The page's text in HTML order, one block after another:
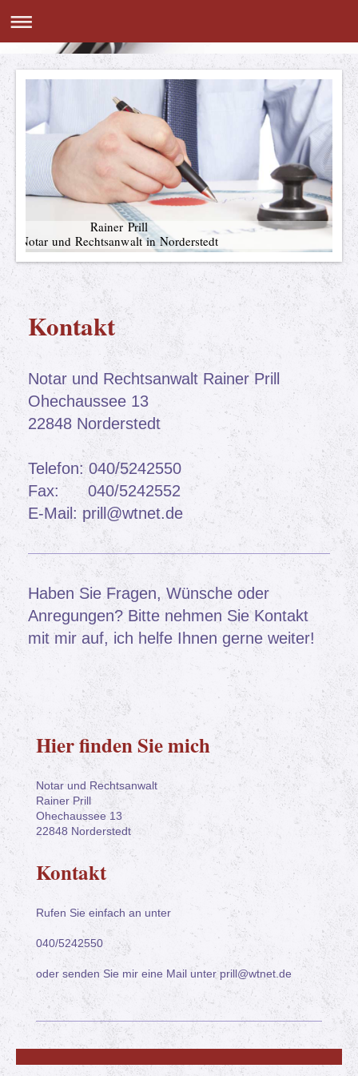
Rainer Prill
Notar und Rechtsanwalt in Norderstedt
Kontakt
Notar und Rechtsanwalt Rainer Prill
Ohechaussee 13
22848 Norderstedt
Telefon: 040/5242550
Fax: 040/5242552
E-Mail: prill@wtnet.de
Haben Sie Fragen, Wünsche oder
Anregungen? Bitte nehmen Sie Kontakt
mit mir auf, ich helfe Ihnen gerne weiter!
Hier finden Sie mich
Notar und Rechtsanwalt
Rainer Prill
Ohechaussee 13
22848 Norderstedt
Kontakt
Rufen Sie einfach an unter
040/5242550
oder senden Sie mir eine Mail unter prill@wtnet.de